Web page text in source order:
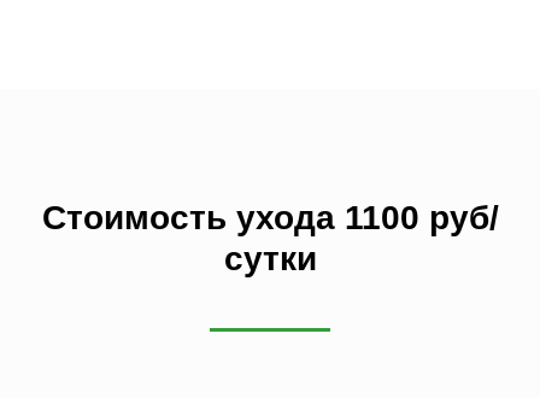
Стоимость ухода 1100 руб/
сутки